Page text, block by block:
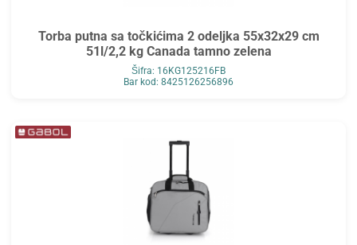
Torba putna sa točkićima 2 odeljka 55x32x29 cm
51l/2,2 kg Canada tamno zelena
Šifra: 16KG125216FB
Bar kod: 8425126256896